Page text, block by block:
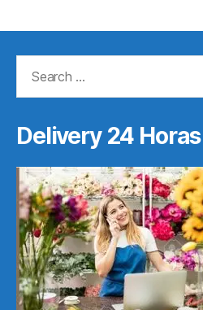
Delivery 24 Horas